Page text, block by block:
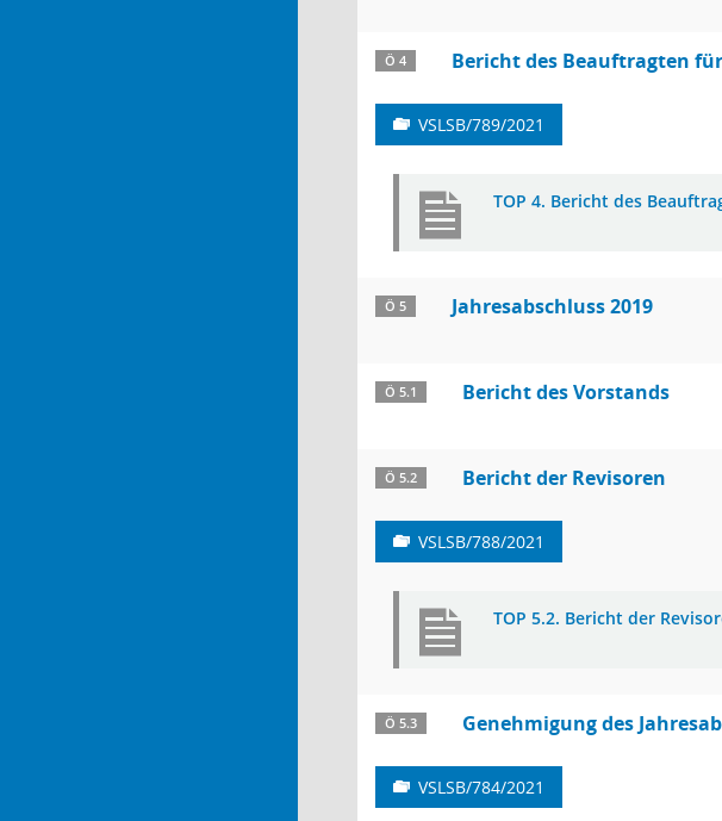
Ö 4 Bericht des Beauftragten
VSLSB/789/2021
TOP 4. Bericht des
Ö 5 Jahresabschluss 2019
Ö 5.1 Bericht des Vorstands
Ö 5.2 Bericht der Revisoren
VSLSB/788/2021
TOP 5.2. Bericht der
Ö 5.3 Genehmigung des
VSLSB/784/2021